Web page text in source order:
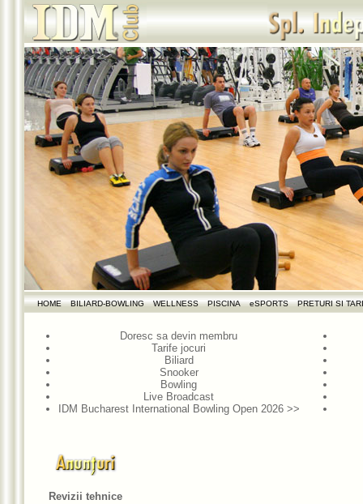
HOME BILIARD-BOWLING WELLNESS PISCINA eSPORTS PRETURI SI
Doresc sa devin membru
Tarife jocuri
Biliard
Snooker
Bowling
Live Broadcast
IDM Bucharest International Bowling Open 2026 >>
Revizii tehnice